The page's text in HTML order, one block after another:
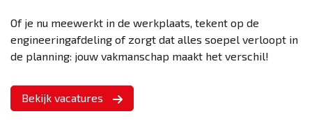
Of je nu meewerkt in de werkplaats, tekent op de
engineeringafdeling of zorgt dat alles soepel verloopt in
de planning: jouw vakmanschap maakt het verschil!
Bekijk vacatures